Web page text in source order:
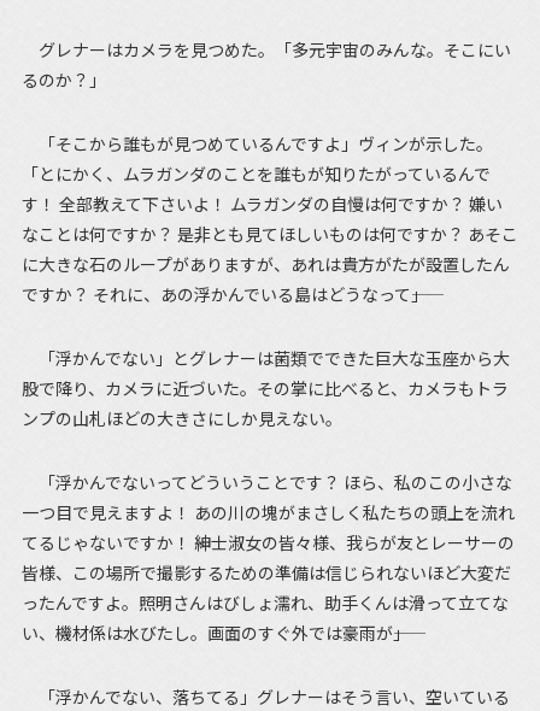
グレナーはカメラを見つめた。「多元宇宙のみんな。そこにい
るのか？」
「そこから誰もが見つめているんですよ」ヴィンが示した。
「とにかく、ムラガンダのことを誰もが知りたがっているんで
す！ 全部教えて下さいよ！ ムラガンダの自慢は何ですか？ 嫌い
なことは何ですか？ 是非とも見てほしいものは何ですか？ あそこ
に大きな石のループがありますが、あれは貴方がたが設置したん
ですか？ それに、あの浮かんでいる島はどうなって――」
「浮かんでない」とグレナーは菌類でできた巨大な玉座から大
股で降り、カメラに近づいた。その掌に比べると、カメラもトラ
ンプの山札ほどの大きさにしか見えない。
「浮かんでないってどういうことです？ ほら、私のこの小さな
一つ目で見えますよ！ あの川の塊がまさしく私たちの頭上を流れ
てるじゃないですか！ 紳士淑女の皆々様、我らが友とレーサーの
皆様、この場所で撮影するための準備は信じられないほど大変だ
ったんですよ。照明さんはびしょ濡れ、助手くんは滑って立てな
い、機材係は水びたし。画面のすぐ外では豪雨が――」
「浮かんでない、落ちてる」グレナーはそう言い、空いている